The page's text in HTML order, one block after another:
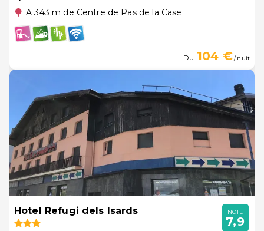
A 343 m de Centre de Pas de la Case
Du 104 €/ nuit
Hotel Refugi dels Isards NOTE
7,9